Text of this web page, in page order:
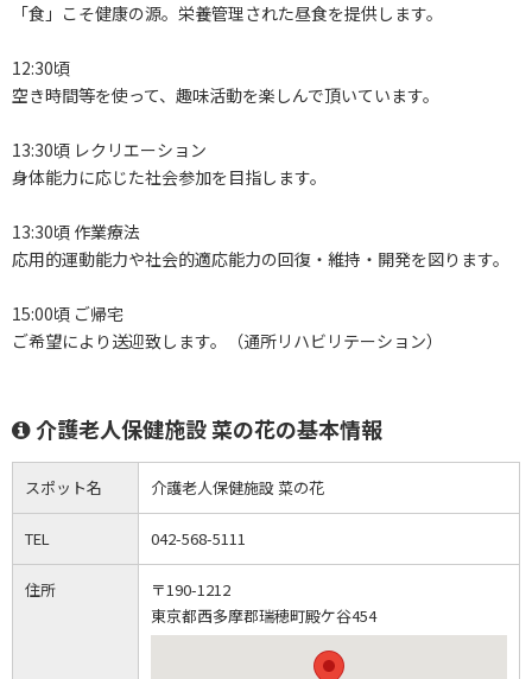
「食」こそ健康の源。栄養管理された昼食を提供します。
12:30頃
空き時間等を使って、趣味活動を楽しんで頂いています。
13:30頃 レクリエーション
身体能力に応じた社会参加を目指します。
13:30頃 作業療法
応用的運動能力や社会的適応能力の回復・維持・開発を図ります。
15:00頃 ご帰宅
ご希望により送迎致します。（通所リハビリテーション）
介護老人保健施設 菜の花の基本情報
スポット名 介護老人保健施設 菜の花
TEL 042-568-5111
住所
〒190-1212
東京都西多摩郡瑞穂町殿ケ谷454